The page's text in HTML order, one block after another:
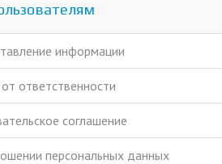
информации
ответственности
соглашение
персональных данных